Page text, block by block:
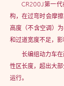
CR200J第一
构，在过弯时会摩
高度（不含空调）
和过道宽度不足，影
长编组动力车
性区长度，超出大
运行。